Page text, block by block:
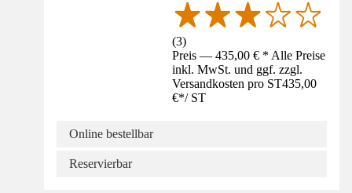
(3)
Preis — 435,00 € * Alle Preise
inkl. MwSt. und ggf. zzgl.
Versandkosten pro ST435,00
€*/ ST
Online bestellbar
Reservierbar